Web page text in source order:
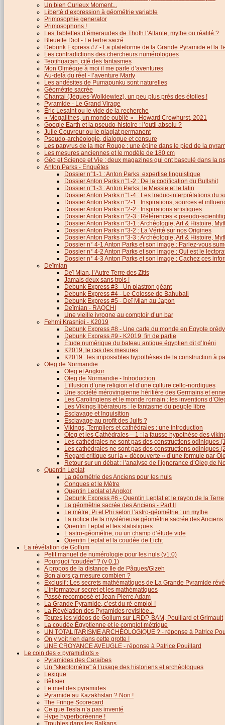
Un bien Curieux Moment...
Liberté d’expression à géométrie variable
Primosophie generator
Primosophons !
Les Tablettes d’émeraudes de Thoth l’Atlante, mythe ou réalité ?
Bleuette Diot - Le tertre sacré
Debunk Express #7 - La plateforme de la Grande Pyramide et la
Les contradictions des chercheurs numérologues
Teotihuacan, cité des fantasmes
Mon Olmèque à moi il me parle d’aventures
Au-delà du réel - l’aventure Marty
Les andésites de Pumapunku sont naturelles
Géométrie sacrée
Chantal (Jègues-Wolkiewiez), un peu plus près des étoiles !
Pyramide - Le Grand Virage
Éric Lesaint ou le vide de la recherche
« Mégalithes, un monde oublié » - Howard Crowhurst, 2021
Google Earth et la pseudo-histoire : l’outil absolu ?
Julie Couvreur ou le plagiat permanent
Pseudo-archéologie, dialogue et censure
Les papyrus de la mer Rouge : une épine dans le pied de la
Les mesures anciennes et le modèle de 180 cm
Géo et Science et Vie : deux magazines qui ont basculé dans la
Anton Parks - Enquêtes
Dossier n°1-1 : Anton Parks, expertise linguistique
Dossier Anton Parks n°1-2 : De la codification du Bullshit
Dossier n°1-3 : Anton Parks, le Messie et le latin
Dossier Anton Parks n°1-4 : Les traduc-interprétations du
Dossier Anton Parks n°2-1 : Inspirations, sources et
Dossier Anton Parks n°2-2 : Inspirations artistiques
Dossier Anton Parks n°2-3 : Références « pseudo-
Dossier Anton Parks n°3-1 : Archéologie, Art & Histoire,
Dossier Anton Parks n°3-2 : La Vérité sur nos Origines
Dossier Anton Parks n°3-3 : Archéologie, Art & Histoire,
Dossier n° 4-1 Anton Parks et son image : Parlez-vous
Dossier n° 4-2 Anton Parks et son image : Qui est le
Dossier n° 4-3 Anton Parks et son image : Cachez ces
Deïmian
Deï Mian, l’Autre Terre des Zitis
Jamais deux sans trois !
Debunk Express #3 - Un plastron géant
Debunk Express #4 - Le Colosse de Bahubali
Debunk Express #5 - Deï Mian au Japon
Deïmian - RAQCHI
Une vieille ivrogne au comptoir d’un bar
Fehmi Krasniqi - K2019
Debunk Express #8 - Une carte du monde en Egypte
Debunk Express #9 - K2019, fin de partie
Étude numérique du bateau antique égyptien dit d’Inéni
K2019, le cas des mesures
K2019 : les impossibles hypothèses de la construction à
Oleg de Normandie
Oleg et Angkor
Oleg de Normandie - Introduction
L’illusion d’une religion et d’une culture celto-nordiques
Une société mérovingienne héritière des Germains et
Les Carolingiens et le monde romain : les inventions
Les Vikings libérateurs : le fantasme du peuple libre
Esclavage et Inquisition
Esclavage au profit des Juifs ?
Vikings, Templiers et cathédrales : une introduction
Oleg et les Cathédrales – 1 : la fausse hypothèse des
Les cathédrales ne sont pas des constructions odiniques
Les cathédrales ne sont pas des constructions odiniques
Regard critique sur la « découverte » d’une formule par
Retour sur un débat : l’analyse de l’ignorance d’Oleg de
Quentin Leplat
La géométrie des Anciens pour les nuls
Conques et le Mètre
Quentin Leplat et Angkor
Debunk Express #6 - Quentin Leplat et le rayon de la Terre
La géomètrie sacrée des Anciens - Part II
Le mètre, Pi et Phi selon l’astro-géométrie : un mythe
La notice de la mystérieuse géomètrie sacrée des Anciens
Quentin Leplat et les statistiques
L’astro-géométrie, ou un champ d’étude vide
Quentin Leplat et la coudée de Licht
La révélation de Gollum
Petit manuel de numérologie pour les nuls (v1.0)
Pourquoi “coudée” ? (v 0.1)
A propos de la distance Ile de Pâques/Gizeh
Bon alors ça mesure combien ?
Exclusif : Les secrets mathématiques de La Grande Pyramide
L’informateur secret et les mathématiques
Passé recomposé et Jean-Pierre Adam
La Grande Pyramide, c’est du ré-emploi !
La Révélation des Pyramides revisitée...
Toutes les vidéos de Gollum sur LRDP, BAM, Pouillard et Grimault
La coudée Égyptienne et le complot métrique
UN TOTALITARISME ARCHÉOLOGIQUE ? - réponse à Patrice
On y voit rien dans cette grotte !
UNE CROYANCE AVEUGLE - réponse à Patrice Pouillard
Le coin des « pyramidiots »
Pyramides des Caraïbes
Un "skeptomètre" à l’usage des historiens et archéologues
Lexique
Bêtisier
Le miel des pyramides
Pyramide au Kazakhstan ? Non !
The Fringe Scorecard
Ce que Tesla n’a pas inventé
Hype hyperboréenne !
Troubles dans les Balkans